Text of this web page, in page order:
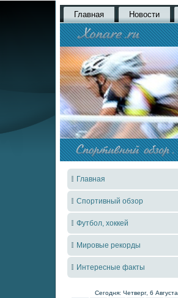
Главная Новости
Главная
Спортивный обзор
Футбол, хоккей
Мировые рекорды
Интересные факты
Сегодня: Четверг, 6 Августа